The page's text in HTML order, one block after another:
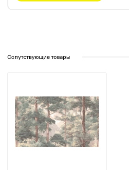
Сопутствующие товары